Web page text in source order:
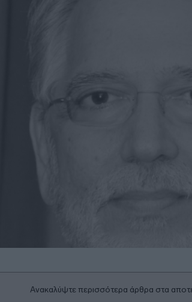
Ανακαλύψτε περισσότερα άρθρα στα